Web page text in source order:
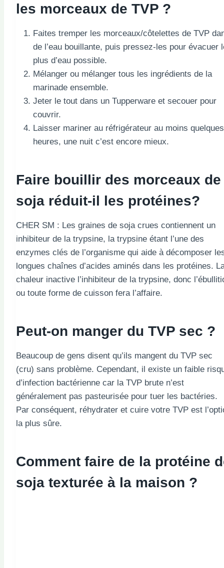
les morceaux de TVP ?
Faites tremper les morceaux/côtelettes de TVP
de l’eau bouillante, puis pressez-les pour évacuer
plus d’eau possible.
Mélanger ou mélanger tous les ingrédients de la
marinade ensemble.
Jeter le tout dans un Tupperware et secouer pour
couvrir.
Laisser mariner au réfrigérateur au moins quelques
heures, une nuit c’est encore mieux.
Faire bouillir des morceaux de
soja réduit-il les protéines?
CHER SM : Les graines de soja crues contiennent un
inhibiteur de la trypsine, la trypsine étant l’une des
enzymes clés de l’organisme qui aide à décomposer
longues chaînes d’acides aminés dans les protéines.
chaleur inactive l’inhibiteur de la trypsine, donc
ou toute forme de cuisson fera l’affaire.
Peut-on manger du TVP sec ?
Beaucoup de gens disent qu’ils mangent du TVP sec
(cru) sans problème. Cependant, il existe un faible
d’infection bactérienne car la TVP brute n’est
généralement pas pasteurisée pour tuer les bactéries.
Par conséquent, réhydrater et cuire votre TVP est
la plus sûre.
Comment faire de la protéine
soja texturée à la maison ?